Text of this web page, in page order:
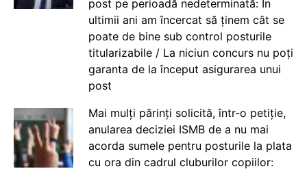
post pe perioadă nedeterminată: În
ultimii ani am încercat să ținem cât se
poate de bine sub control posturile
titularizabile / La niciun concurs nu poți
garanta de la început asigurarea unui
post
Mai mulți părinți solicită, într-o petiție,
anularea deciziei ISMB de a nu mai
acorda sumele pentru posturile la plata
cu ora din cadrul cluburilor copiilor: